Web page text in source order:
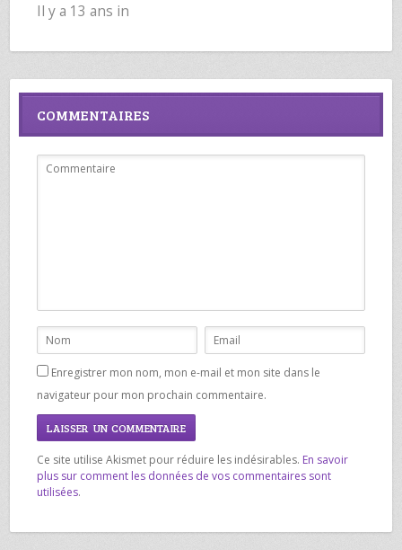
Il y a 13 ans in
COMMENTAIRES
Enregistrer mon nom, mon e-mail et mon site dans le
navigateur pour mon prochain commentaire.
Ce site utilise Akismet pour réduire les indésirables. En savoir
plus sur comment les données de vos commentaires sont
utilisées.